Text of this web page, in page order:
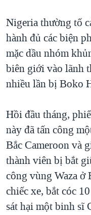
Nigeria thường tố
hành đủ các biện
mặc dầu nhóm
biên giới vào lãnh
nhiều lần bị Boko
Hồi đầu tháng,
này đã tấn công
Bắc Cameroon và
thành viên bị bắt
công vùng Waza ở
chiếc xe, bắt cóc
sát hại một binh sĩ